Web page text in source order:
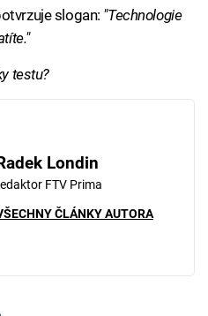
slogan: "Technologie
testu?
Londin
FTV Prima
ČLÁNKY AUTORA